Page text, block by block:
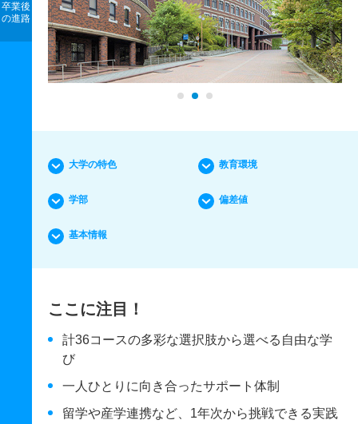
卒業後
の進路
大学の特色 教育環境
学部 偏差値
基本情報
ここに注目！
計36コースの多彩な選択肢から選べる自由な学
び
一人ひとりに向き合ったサポート体制
留学や産学連携など、1年次から挑戦できる実践